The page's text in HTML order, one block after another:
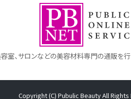
室、サロンなどの美容材料専門の通販を行
Copyright (C) Pubulic Beauty All